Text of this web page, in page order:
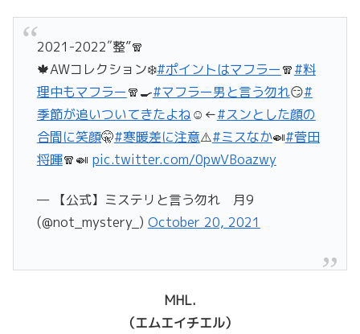
2021-2022″整”🧣
🍁AWコレクション❄️#ポイントはマフラー🧣#料
理中もマフラー🧣🍳#マフラー男と言う勿れ😏#
季節が追いついてきたよね☺️←#スンとした顔の
合間に笑顔🤫#寒暖差に注意⚠️#ミスなか🍛#菅田
将暉🧣🍛 pic.twitter.com/0pwVBoazwy
— 【公式】ミステリと言う勿れ 月9
(@not_mystery_) October 20, 2021
MHL.
（エムエイチエル）